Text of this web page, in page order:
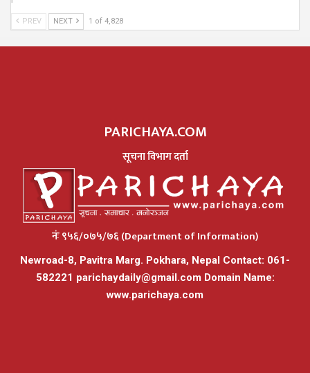
PREV NEXT 1 of 4,828
PARICHAYA.COM
सूचना विभाग दर्ता
नंः ९५६/०७५/७६ (Department of Information)
Newroad-8, Pavitra Marg. Pokhara, Nepal Contact: 061-
582221 parichaydaily@gmail.comDomain Name:
www.parichaya.com